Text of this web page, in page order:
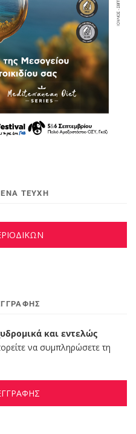
ΤΕΥΧΗ
και εντελώς
να συμπληρώσετε τη